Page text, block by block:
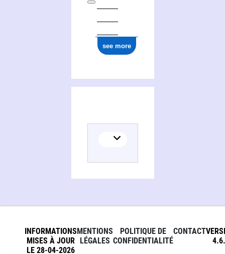
see more
INFORMATIONS
MISES À JOUR
LE 28-04-2026
MENTIONS
LÉGALES
POLITIQUE DE
CONFIDENTIALITÉ
CONTACT